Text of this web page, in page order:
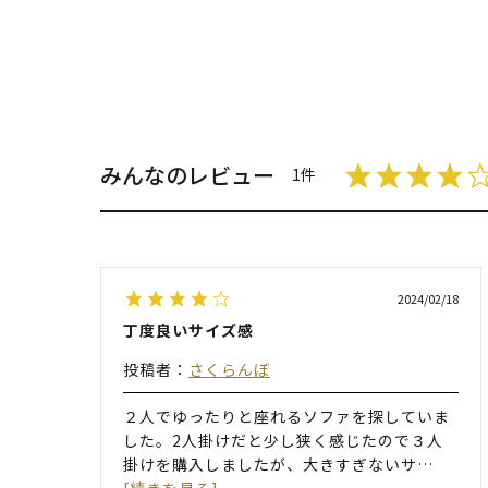
みんなのレビュー 1件
2024/02/18
丁度良いサイズ感
投稿者： さくらんぼ
２人でゆったりと座れるソファを探していま
した。2人掛けだと少し狭く感じたので３人
掛けを購入しましたが、大きすぎないサ…